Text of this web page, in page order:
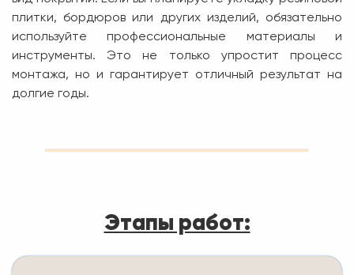
плитки, бордюров или других изделий, обязательно
используйте профессиональные материалы и
инструменты. Это не только упростит процесс
монтажа, но и гарантирует отличный результат на
долгие годы.
Этапы работ: